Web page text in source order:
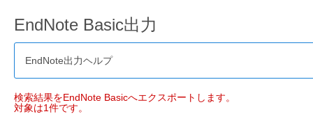
EndNote Basic出力
EndNote出力ヘルプ
検索結果をEndNote Basicへエクスポートします。
対象は1件です。